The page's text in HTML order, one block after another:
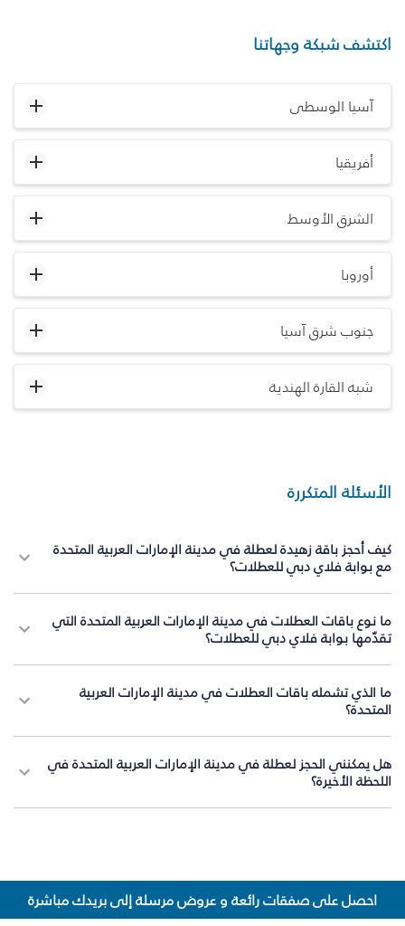
اكتشف شبكة وجهاتنا
آسيا الوسطى
أفريقيا
الشرق الأوسط
أوروبا
جنوب شرق آسيا
شبه القارة الهندية
الأسئلة المتكررة
كيف أحجز باقة زهيدة لعطلة في مدينة الإمارات العربية المتحدة
مع بوابة فلاي دبي للعطلات؟
ما نوع باقات العطلات في مدينة الإمارات العربية المتحدة التي
تقدّمها بوابة فلاي دبي للعطلات؟
ما الذي تشمله باقات العطلات في مدينة الإمارات العربية
المتحدة؟
هل يمكنني الحجز لعطلة في مدينة الإمارات العربية المتحدة في
اللحظة الأخيرة؟
احصل على صفقات رائعة و عروض مرسلة إلى بريدك مباشرة